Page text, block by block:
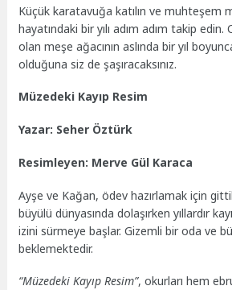
Küçük karatavuğa katılın ve muhteşem
hayatındaki bir yılı adım adım takip edin.
olan meşe ağacının aslında bir yıl
olduğuna siz de şaşıracaksınız.
Müzedeki Kayıp Resim
Yazar: Seher Öztürk
Resimleyen: Merve Gül Karaca
Ayşe ve Kağan, ödev hazırlamak için
büyülü dünyasında dolaşırken yıllardır
izini sürmeye başlar. Gizemli bir oda ve
beklemektedir.
“Müzedeki Kayıp Resim”, okurları hem